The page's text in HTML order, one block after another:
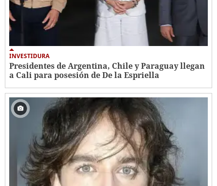
INVESTIDURA
Presidentes de Argentina, Chile y Paraguay llegan
a Cali para posesión de De la Espriella